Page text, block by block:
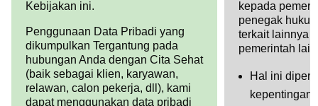
Kebijakan ini.
Penggunaan Data Pribadi yang
dikumpulkan Tergantung pada
hubungan Anda dengan Cita Sehat
(baik sebagai klien, karyawan,
relawan, calon pekerja, dll), kami
dapat menggunakan data pribadi
kepada
penegak
terkait lainnya
pemerintah
Hal ini
kepentingan